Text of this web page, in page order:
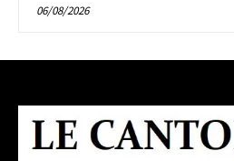
06/08/2026